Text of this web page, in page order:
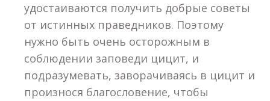
удостаиваются получить добрые советы
от истинных праведников. Поэтому
нужно быть очень осторожным в
соблюдении заповеди цицит, и
подразумевать, заворачиваясь в цицит и
произнося благословение, чтобы